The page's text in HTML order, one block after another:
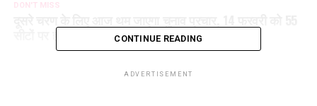
DON'T MISS
सीटों पर होगा मतदान
CONTINUE READING
ADVERTISEMENT